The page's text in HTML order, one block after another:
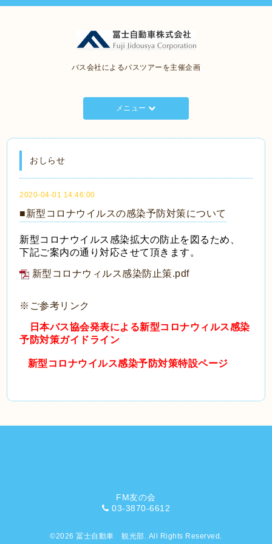
バス会社によるバスツアーを主催企画
メニュー
おしらせ
2020-04-01 14:46:00
■新型コロナウイルスの感染予防対策について
新型コロナウイルス感染拡大の防止を図るため、
下記ご案内の通り対応させて頂きます。
新型コロナウィルス感染防止策.pdf
※ご参考リンク
日本バス協会発表による新型コロナウィルス感染
予防対策ガイドライン
新型コロナウイルス感染予防対策特設ページ
FM友の会
03-3870-6612
©2026冨士自動車 観光部. All Rights Reserved.